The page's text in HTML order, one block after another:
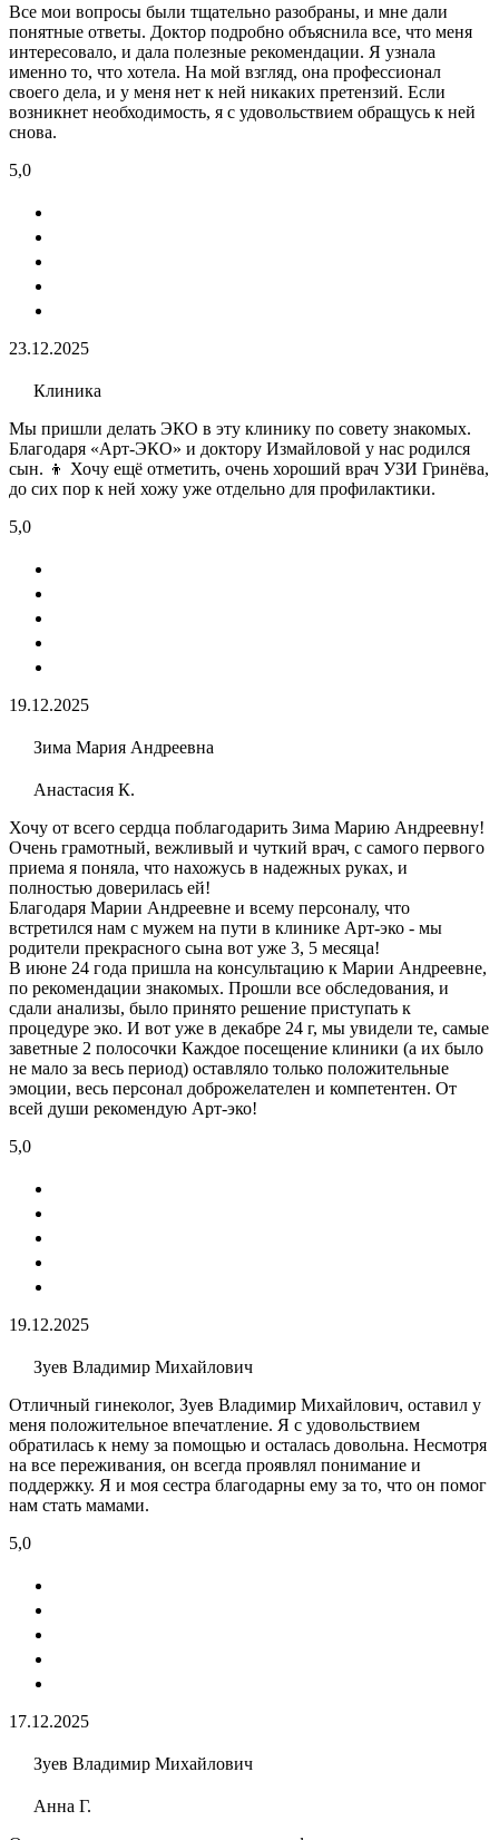
Все мои вопросы были тщательно разобраны, и мне дали
понятные ответы. Доктор подробно объяснила все, что меня
интересовало, и дала полезные рекомендации. Я узнала
именно то, что хотела. На мой взгляд, она профессионал
своего дела, и у меня нет к ней никаких претензий. Если
возникнет необходимость, я с удовольствием обращусь к ней
снова.
5,0
23.12.2025
Клиника
Мы пришли делать ЭКО​ в эту клинику по совету знакомых.
Благодаря «Арт-ЭКО» и доктору Измайловой у нас родился
сын. 👦 Хочу ещё отметить, очень хороший врач УЗИ​ Гринёва,
до сих пор к ней хожу уже отдельно для профилактики.
5,0
19.12.2025
Зима Мария Андреевна
Анастасия К.
Хочу от всего сердца поблагодарить Зима Марию Андреевну!
Очень грамотный, вежливый и чуткий врач, с самого первого
приема я поняла, что нахожусь в надежных руках, и
полностью доверилась ей!
Благодаря Марии Андреевне и всему персоналу, что
встретился нам с мужем на пути в клинике Арт-эко - мы
родители прекрасного сына вот уже 3, 5 месяца!
В июне 24 года пришла на консультацию к Марии Андреевне,
по рекомендации знакомых. Прошли все обследования, и
сдали анализы, было принято решение приступать к
процедуре эко. И вот уже в декабре 24 г, мы увидели те, самые
заветные 2 полосочки Каждое посещение клиники (а их было
не мало за весь период) оставляло только положительные
эмоции, весь персонал доброжелателен и компетентен. От
всей души рекомендую Арт-эко!
5,0
19.12.2025
Зуев Владимир Михайлович
Отличный гинеколог, Зуев Владимир Михайлович, оставил у
меня положительное впечатление. Я с удовольствием
обратилась к нему за помощью и осталась довольна. Несмотря
на все переживания, он всегда проявлял понимание и
поддержку. Я и моя сестра благодарны ему за то, что он помог
нам стать мамами.
5,0
17.12.2025
Зуев Владимир Михайлович
Анна Г.